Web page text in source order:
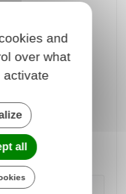
informations
de copropriété
ceux de
au lot pour
judiciaires
dans la
de charges
and
over what
activate
all